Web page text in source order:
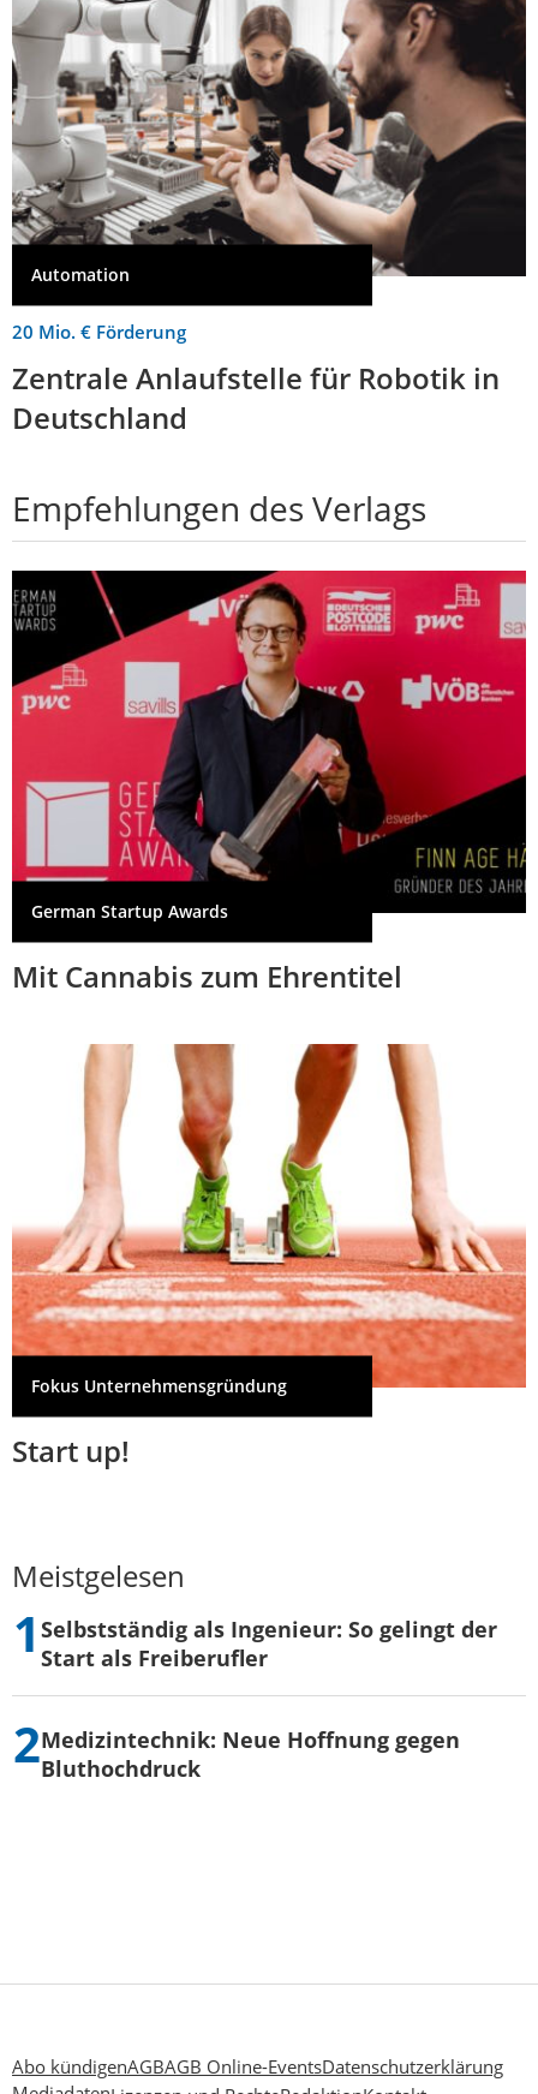
Automation
20 Mio. € Förderung
Zentrale Anlaufstelle für Robotik in
Deutschland
Empfehlungen des Verlags
German Startup Awards
Mit Cannabis zum Ehrentitel
Fokus Unternehmensgründung
Start up!
Meistgelesen
Selbstständig als Ingenieur: So gelingt der
Start als Freiberufler
Medizintechnik: Neue Hoffnung gegen
Bluthochdruck
Abo kündigenAGBAGB Online-EventsDatenschutzerklärung